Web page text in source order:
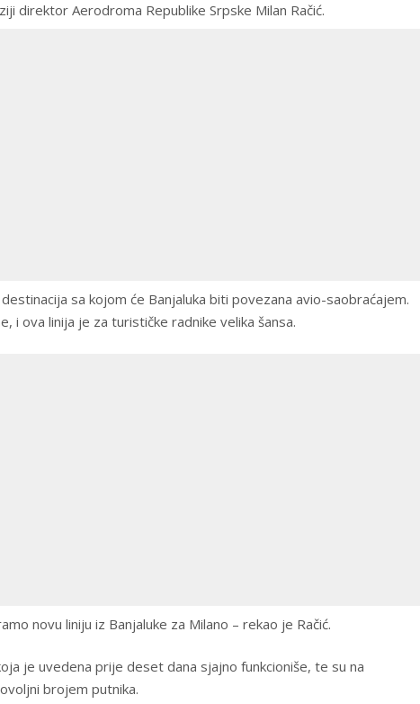
direktor Aerodroma Republike Srpske Milan Račić.
sa kojom će Banjaluka biti povezana avio-saobraćajem.
i ova linija je za turističke radnike velika šansa.
novu liniju iz Banjaluke za Milano – rekao je Račić.
je uvedena prije deset dana sjajno funkcioniše, te su na
brojem putnika.